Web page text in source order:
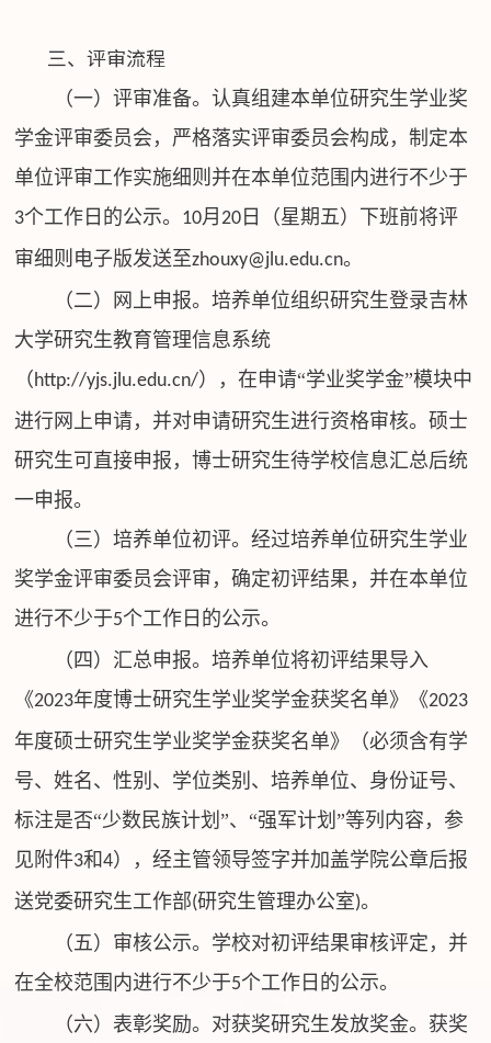
三、评审流程
（一）评审准备。认真组建本单位研究生学业奖
学金评审委员会，严格落实评审委员会构成，制定本
单位评审工作实施细则并在本单位范围内进行不少于
3个工作日的公示。 10月20 日（星期五）下班前将评
审细则电子版发送至zhouxy@jlu.edu.cn。
（二）网上申报。培养单位组织研究生登录吉林
大学研究生教育管理信息系统
（http://yjs.jlu.edu.cn/），在申请“学业奖学金”模块中
进行网上申请，并对申请研究生进行资格审核。硕士
研究生可直接申报，博士研究生待学校信息汇总后统
一申报。
（三）培养单位初评。经过培养单位研究生学业
奖学金评审委员会评审，确定初评结果，并在本单位
进行不少于5个工作日的公示。
（四）汇总申报。培养单位将初评结果导入
《2023年度博士研究生学业奖学金获奖名单》《2023
年度硕士研究生学业奖学金获奖名单》（必须含有学
号、姓名、性别、学位类别、培养单位、身份证号、
标注是否“少数民族计划”、“强军计划”等列内容，参
见附件3和4），经主管领导签字并加盖学院公章后报
送党委研究生工作部(研究生管理办公室)。
（五）审核公示。学校对初评结果审核评定，并
在全校范围内进行不少于5个工作日的公示。
（六）表彰奖励。对获奖研究生发放奖金。获奖